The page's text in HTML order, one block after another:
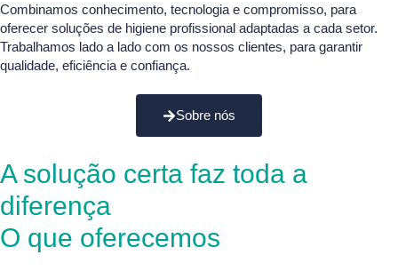
Combinamos conhecimento, tecnologia e compromisso, para
oferecer soluções de higiene profissional adaptadas a cada setor.
Trabalhamos lado a lado com os nossos clientes, para garantir
qualidade, eficiência e confiança.
Sobre nós
A solução certa faz toda a
diferença
O que oferecemos